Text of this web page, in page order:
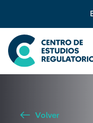
Búsqueda
Seleccione país
Volver